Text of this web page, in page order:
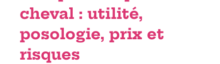
cheval : utilité,
posologie, prix et
risques